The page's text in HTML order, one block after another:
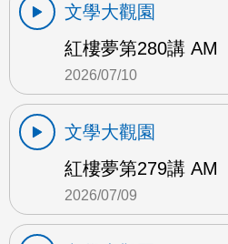
文學大觀園
紅樓夢第280講 AM
2026/07/10
文學大觀園
紅樓夢第279講 AM
2026/07/09